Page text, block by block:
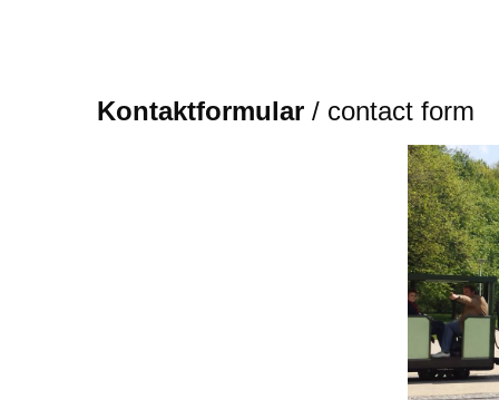
Kontaktformular / contact form